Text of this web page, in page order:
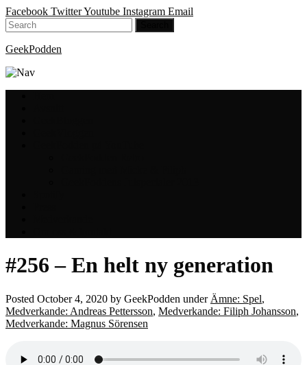
Facebook TwitterYoutube Instagram Email
GeekPodden
#256 – En helt ny generation
Posted October 4, 2020 by GeekPodden under Ämne: Spel,
Medverkande: Andreas Pettersson, Medverkande: Filiph Johansson,
Medverkande: Magnus Sörensen